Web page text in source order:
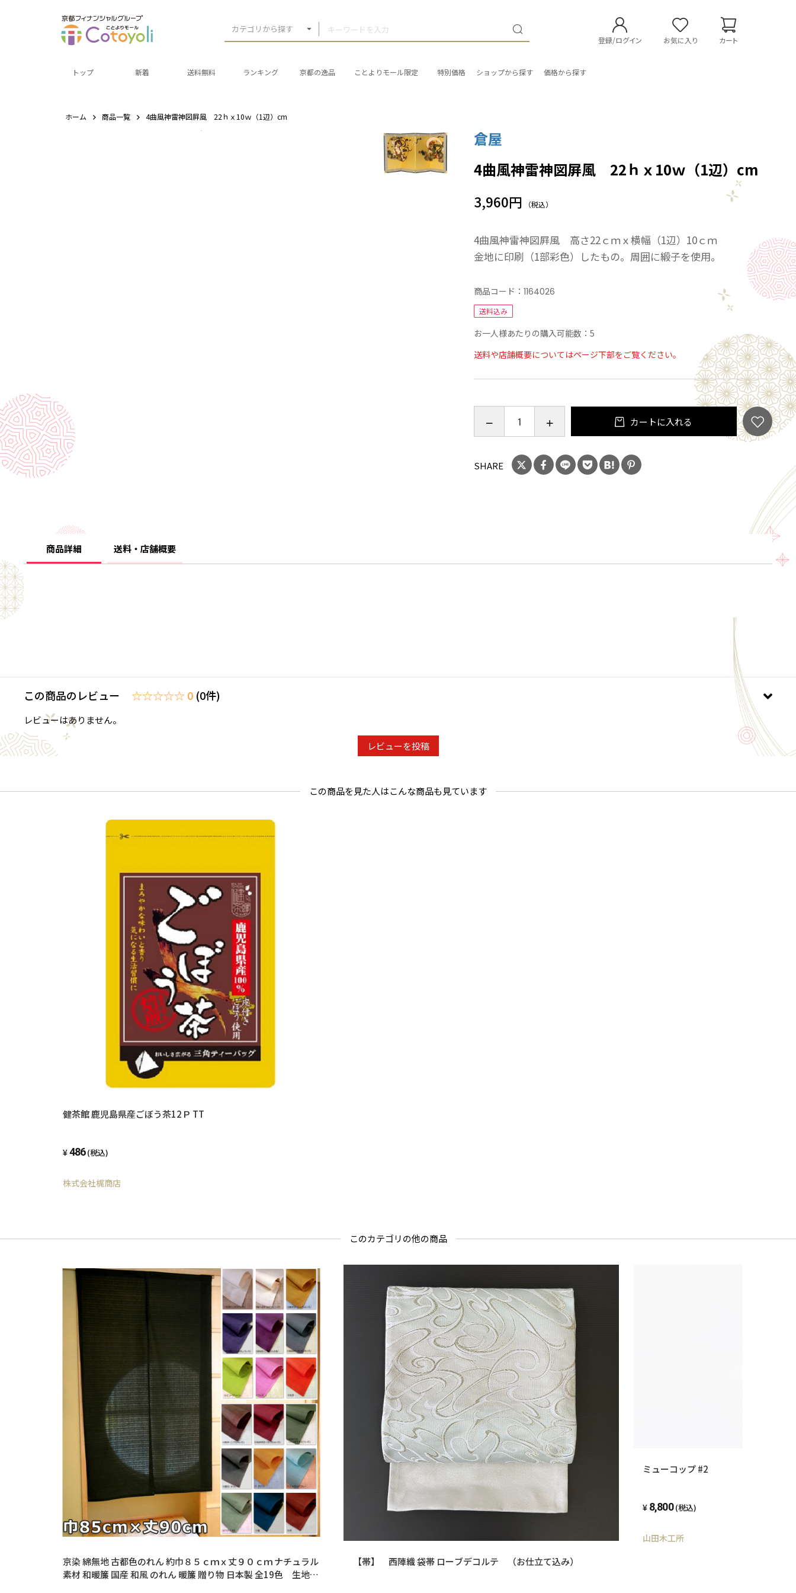
カテゴリから探す
登録/ログイン お気に入り カート
トップ 新着 送料無料 ランキング 京都の逸品 ことよりモール限定 特別価格 ショップから探す 価格から探す
ホーム 商品一覧 4曲風神雷神図屛風 22ｈｘ10ｗ（1辺）cm
倉屋
4曲風神雷神図屛風 22ｈｘ10ｗ（1辺）cm
3,960円 （税込）
4曲風神雷神図屛風 高さ22ｃｍｘ横幅（1辺）10ｃｍ
金地に印刷（1部彩色）したもの。周囲に緞子を使用。
商品コード：1164026
送料込み
お一人様あたりの購入可能数：5
送料や店舗概要についてはページ下部をご覧ください。
カートに入れる
SHARE
商品詳細 送料・店舗概要
この商品のレビュー ☆☆☆☆☆ 0 (0件)
レビューはありません。
レビューを投稿
この商品を見た人はこんな商品も見ています
健茶館 鹿児島県産ごぼう茶12Ｐ TT
486(税込)
株式会社梶商店
このカテゴリの他の商品
京染 綿無地 古都色のれん 約巾８５ｃｍｘ丈９０ｃｍ ナチュラル
素材 和暖簾 国産 和風 のれん 暖簾 贈り物 日本製 全19色 生地見
【帯】 西陣織 袋帯 ローブデコルテ （お仕立て込み）
ミューコップ #2
8,800 (税込)
山田木工所